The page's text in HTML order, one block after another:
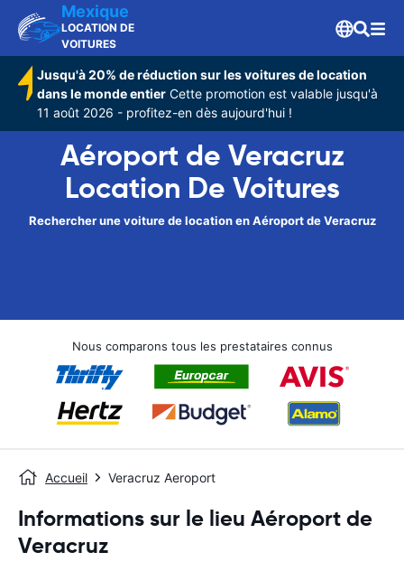
Mexique
LOCATION DE
VOITURES
Jusqu'à 20% de réduction sur les voitures de location
dans le monde entier Cette promotion est valable jusqu'à
11 août 2026 - profitez-en dès aujourd'hui !
Aéroport de Veracruz
Location De Voitures
Rechercher une voiture de location en Aéroport de Veracruz
Nous comparons tous les prestataires connus
Accueil Veracruz Aeroport
Informations sur le lieu Aéroport de
Veracruz